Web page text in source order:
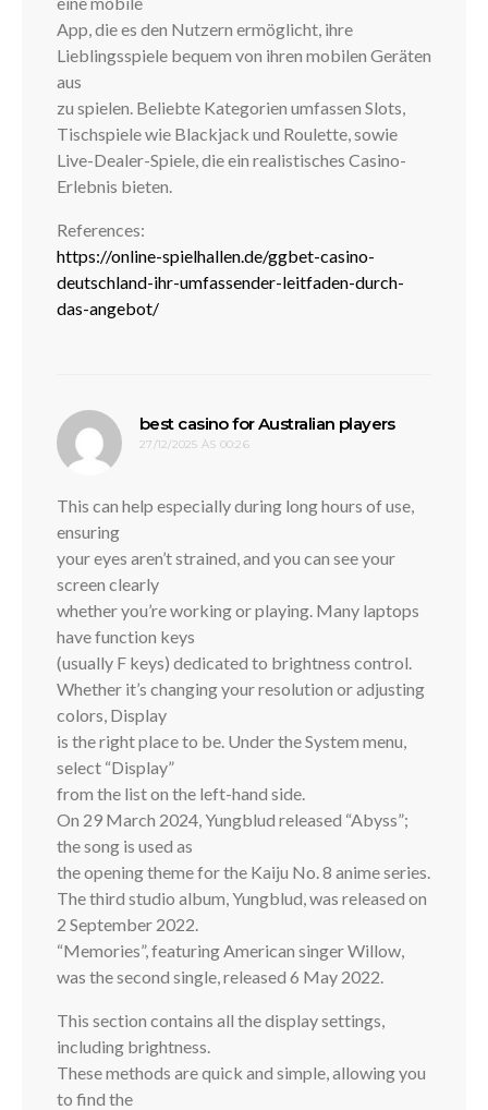
App, die es den Nutzern ermöglicht, ihre
Lieblingsspiele bequem von ihren mobilen Geräten
aus
zu spielen. Beliebte Kategorien umfassen Slots,
Tischspiele wie Blackjack und Roulette, sowie
Live-Dealer-Spiele, die ein realistisches Casino-
Erlebnis bieten.
References:
https://online-spielhallen.de/ggbet-casino-
deutschland-ihr-umfassender-leitfaden-durch-
das-angebot/
best casino for Australian playersdisse:
27/12/2025 ÀS 00:26
This can help especially during long hours of use,
ensuring
your eyes aren’t strained, and you can see your
screen clearly
whether you’re working or playing. Many laptops
have function keys
(usually F keys) dedicated to brightness control.
Whether it’s changing your resolution or adjusting
colors, Display
is the right place to be. Under the System menu,
select “Display”
from the list on the left-hand side.
On 29 March 2024, Yungblud released “Abyss”;
the song is used as
the opening theme for the Kaiju No. 8 anime series.
The third studio album, Yungblud, was released on
2 September 2022.
“Memories”, featuring American singer Willow,
was the second single, released 6 May 2022.
This section contains all the display settings,
including brightness.
These methods are quick and simple, allowing you
to find the